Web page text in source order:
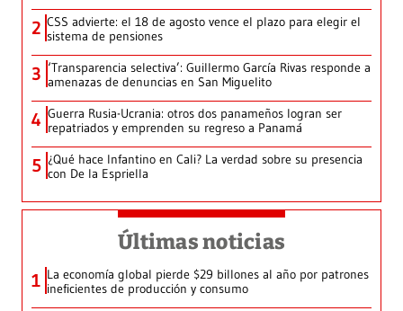
2 CSS advierte: el 18 de agosto vence el plazo para elegir el
sistema de pensiones
3 ‘Transparencia selectiva’: Guillermo García Rivas responde a
amenazas de denuncias en San Miguelito
4 Guerra Rusia-Ucrania: otros dos panameños logran ser
repatriados y emprenden su regreso a Panamá
5 ¿Qué hace Infantino en Cali? La verdad sobre su presencia
con De la Espriella
Últimas noticias
1 La economía global pierde $29 billones al año por patrones
ineficientes de producción y consumo